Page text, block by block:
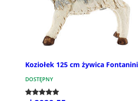
Koziołek 125 cm żywica Fontanini
DOSTĘPNY